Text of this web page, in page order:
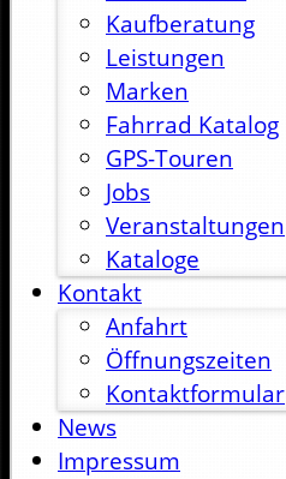
Kaufberatung
Leistungen
Marken
Fahrrad Katalog
GPS-Touren
Jobs
Veranstaltungen
Kataloge
Kontakt
Anfahrt
Öffnungszeiten
Kontaktformular
News
Impressum